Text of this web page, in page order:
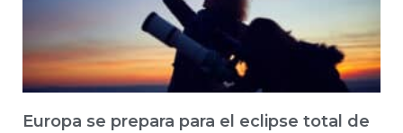
Europa se prepara para el eclipse total de